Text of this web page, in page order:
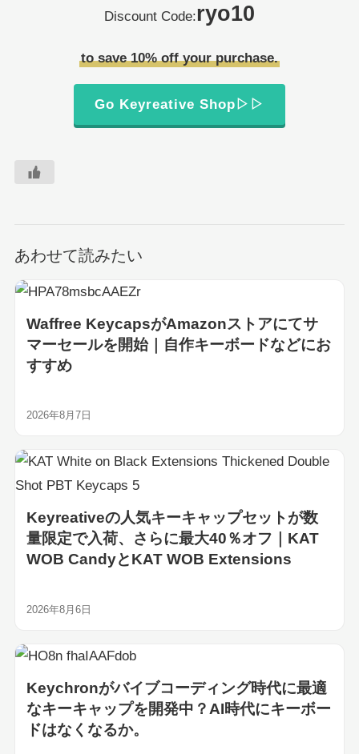
Discount Code:ryo10
to save 10% off your purchase.
Go Keyreative Shop▷▷
あわせて読みたい
Waffree KeycapsがAmazonストアにてサ
マーセールを開始｜自作キーボードなどにお
すすめ
2026年8月7日
Keyreativeの人気キーキャップセットが数
量限定で入荷、さらに最大40％オフ｜KAT
WOB CandyとKAT WOB Extensions
2026年8月6日
Keychronがバイブコーディング時代に最適
なキーキャップを開発中？AI時代にキーボー
ドはなくなるか。